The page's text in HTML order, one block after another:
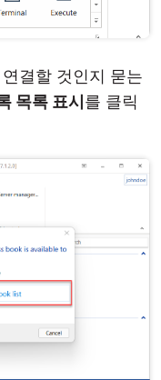
결할 것인지 묻는
목록 표시를 클릭